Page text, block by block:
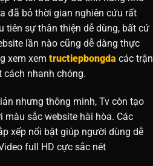
đã bỏ thời gian nghiên cứu rất
tiên sự thân thiện dễ dùng, bất cứ
lần nào cũng dễ dàng thực
xem xem tructiepbongda các trận
nhanh chóng.
nhưng thông minh, Tv còn tạo
sắc website hài hòa. Các
xếp nổi bật giúp người dùng dễ
full HD cực sắc nét